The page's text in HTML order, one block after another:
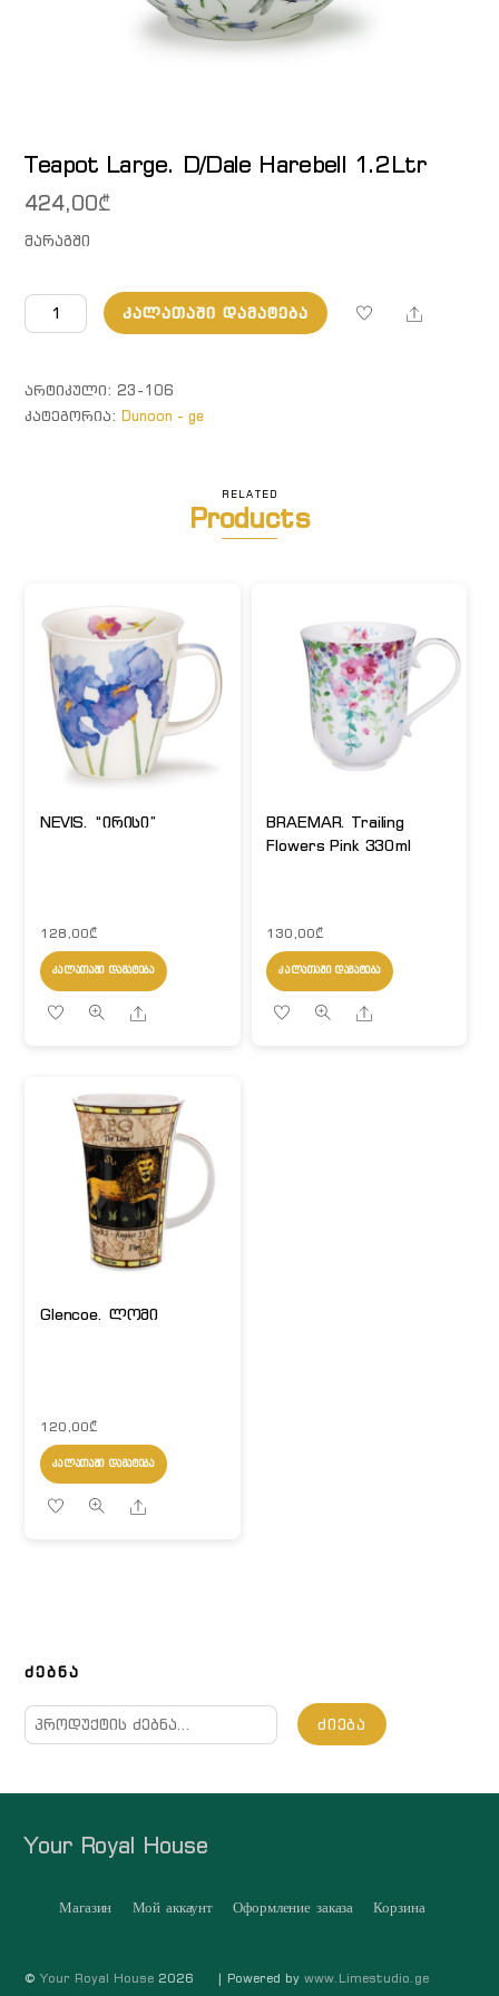
Teapot Large. D/Dale Harebell 1.2Ltr
424,00₾
მარაგში
რაოდენობა:
Teapot
D/Dale
Harebell
ᲙᲐᲚᲐᲗᲐᲨᲘ ᲓᲐᲛᲐᲢᲔᲑᲐ Share
ᲐᲠᲢᲘᲙᲣᲚᲘ:23-106
ᲙᲐᲢᲔᲒᲝᲠᲘᲐ:Dunoon - ge
RELATED
Products
NEVIS. “ირისი”
128,00₾
ᲙᲐᲚᲐᲗᲐᲨᲘ ᲓᲐᲛᲐᲢᲔᲑᲐ
Share
BRAEMAR. Trailing
Flowers Pink 330ml
130,00₾
ᲙᲐᲚᲐᲗᲐᲨᲘ ᲓᲐᲛᲐᲢᲔᲑᲐ
Share
Glencoe. ლომი
120,00₾
ᲙᲐᲚᲐᲗᲐᲨᲘ ᲓᲐᲛᲐᲢᲔᲑᲐ
Share
ᲫᲔᲑᲜᲐ
ძებნა:
ᲫᲘᲔᲑᲐ
Your Royal House
Магазин Мой аккаунт Оформление заказа Корзина
©Your Royal House 2026 | Powered by www.Limestudio.ge